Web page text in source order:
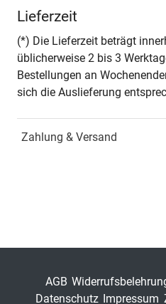
Seiten
Jahr
Fachdisziplin
ISSN
Band 4
Lieferzeit
(*) Die Lieferzeit beträgt
üblicherweise 2 bis 3
Bestellungen an
sich die Auslieferung
Zahlung & Versand
AGB
Datenschutz Impressum